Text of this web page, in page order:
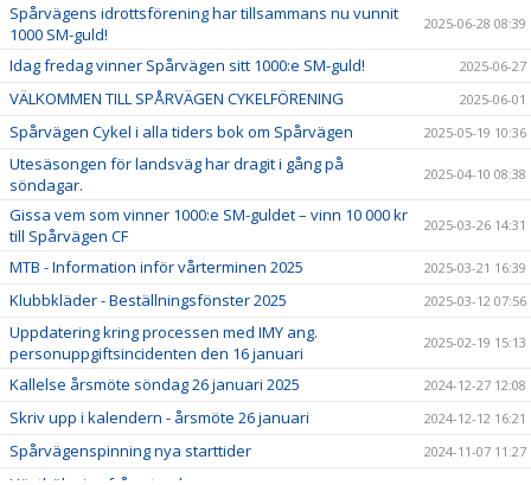
Spårvägens idrottsförening har tillsammans nu vunnit
1000 SM-guld!
2025-06-28 08:39
Idag fredag vinner Spårvägen sitt 1000:e SM-guld! 2025-06-27
VÄLKOMMEN TILL SPÅRVÄGEN CYKELFÖRENING 2025-06-01
Spårvägen Cykel i alla tiders bok om Spårvägen 2025-05-19 10:36
Utesäsongen för landsväg har dragit i gång på
söndagar.
2025-04-10 08:38
Gissa vem som vinner 1000:e SM-guldet – vinn 10 000 kr
till Spårvägen CF
2025-03-26 14:31
MTB - Information inför vårterminen 2025 2025-03-21 16:39
Klubbkläder - Beställningsfönster 2025 2025-03-12 07:56
Uppdatering kring processen med IMY ang.
personuppgiftsincidenten den 16 januari
2025-02-19 15:13
Kallelse årsmöte söndag 26 januari 2025 2024-12-27 12:08
Skriv upp i kalendern - årsmöte 26 januari 2024-12-12 16:21
Spårvägenspinning nya starttider 2024-11-07 11:27